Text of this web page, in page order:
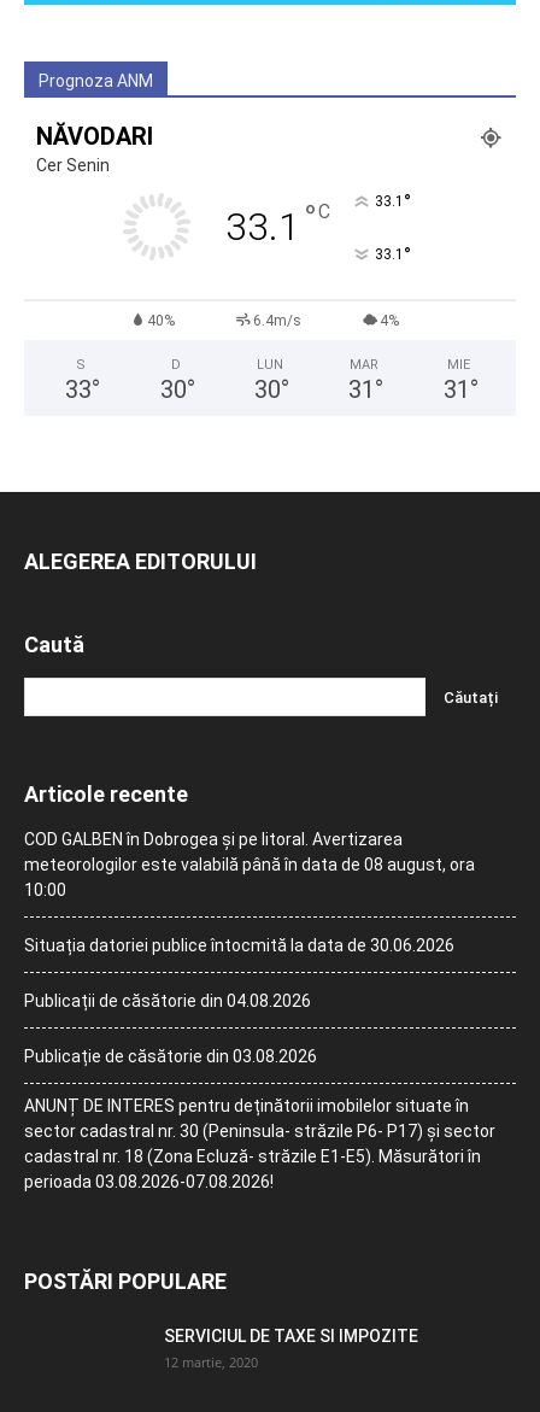
Prognoza ANM
NĂVODARI
Cer Senin
33.1 °C 33.1 °
33.1 °
40% 6.4m/s 4%
S
33°
D
30°
LUN
30°
MAR
31 °
MIE
31 °
ALEGEREA EDITORULUI
Caută
Articole recente
COD GALBEN în Dobrogea și pe litoral. Avertizarea
meteorologilor este valabilă până în data de 08 august, ora
10:00
Situația datoriei publice întocmită la data de 30.06.2026
Publicații de căsătorie din 04.08.2026
Publicație de căsătorie din 03.08.2026
ANUNȚ DE INTERES pentru deținătorii imobilelor situate în
sector cadastral nr. 30 (Peninsula- străzile P6- P17) și sector
cadastral nr. 18 (Zona Ecluză- străzile E1-E5). Măsurători în
perioada 03.08.2026-07.08.2026!
POSTĂRI POPULARE
SERVICIUL DE TAXE SI IMPOZITE
12 martie, 2020